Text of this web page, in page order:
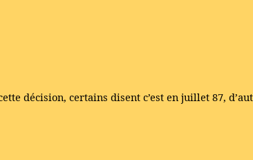
décision, certains disent c’est en juillet 87,